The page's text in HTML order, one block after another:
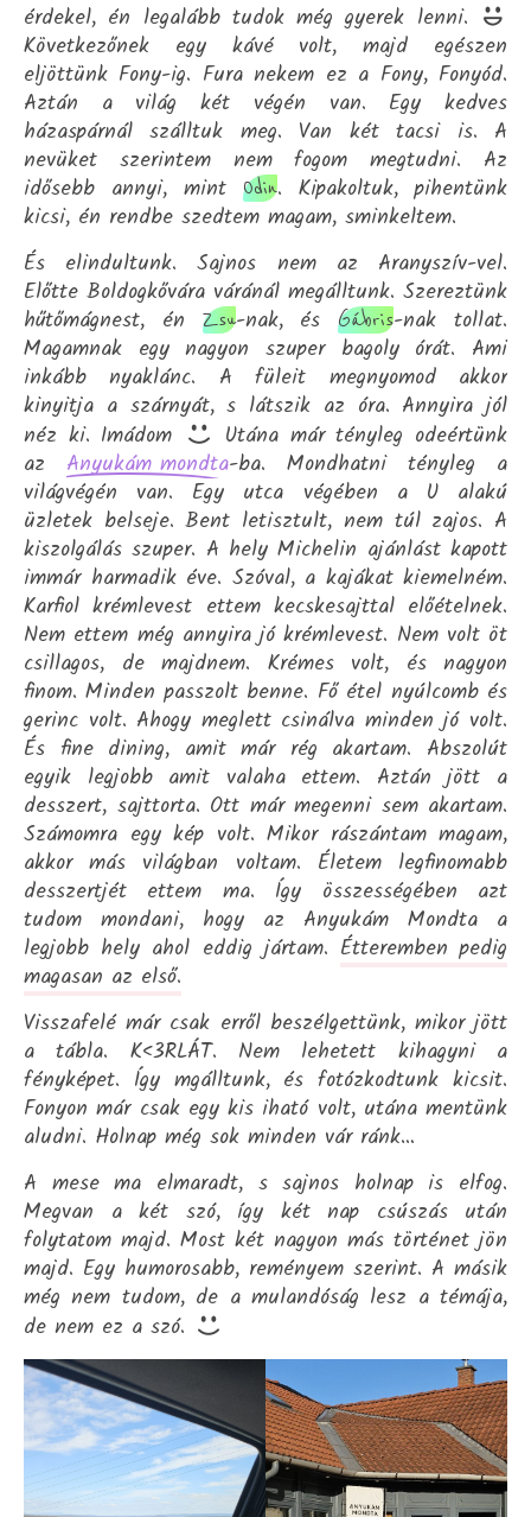
érdekel, én legalább tudok még gyerek lenni.
Következőnek egy kávé volt, majd egészen
eljöttünk Fony-ig. Fura nekem ez a Fony, Fonyód.
Aztán a világ két végén van. Egy kedves
házaspárnál szálltuk meg. Van két tacsi is. A
nevüket szerintem nem fogom megtudni. Az
idősebb annyi, mint
Odin. Kipakoltuk, pihentünk
kicsi, én rendbe szedtem magam, sminkeltem.
És elindultunk. Sajnos nem az Aranyszív-vel.
Előtte Boldogkővára váránál megálltunk. Szereztünk
hűtőmágnest, én
Zsu-nak, ésGábris-nak tollat.
Magamnak egy nagyon szuper bagoly órát. Ami
inkább nyaklánc. A füleit megnyomod akkor
kinyitja a szárnyát, s látszik az óra. Annyira jól
néz ki. Imádom
Utána már tényleg odeértünk
az Anyukám mondta-ba. Mondhatni tényleg a
világvégén van. Egy utca végében a U alakú
üzletek belseje. Bent letisztult, nem túl zajos. A
kiszolgálás szuper. A hely Michelin ajánlást kapott
immár harmadik éve. Szóval, a kajákat kiemelném.
Karfiol krémlevest ettem kecskesajttal előételnek.
Nem ettem még annyira jó krémlevest. Nem volt öt
csillagos, de majdnem. Krémes volt, és nagyon
finom. Minden passzolt benne. Fő étel nyúlcomb és
gerinc volt. Ahogy meglett csinálva minden jó volt.
És fine dining, amit már rég akartam. Abszolút
egyik legjobb amit valaha ettem. Aztán jött a
desszert, sajttorta. Ott már megenni sem akartam.
Számomra egy kép volt. Mikor rászántam magam,
akkor más világban voltam. Életem legfinomabb
desszertjét ettem ma. Így összességében azt
tudom mondani, hogy az Anyukám Mondta a
legjobb hely ahol eddig jártam. Étteremben pedig
magasan az első.
Visszafelé már csak erről beszélgettünk, mikor jött
a tábla. K<3RLÁT. Nem lehetett kihagyni a
fényképet. Így mgálltunk, és fotózkodtunk kicsit.
Fonyon már csak egy kis iható volt, utána mentünk
aludni. Holnap még sok minden vár ránk…
A mese ma elmaradt, s sajnos holnap is elfog.
Megvan a két szó, így két nap csúszás után
folytatom majd. Most két nagyon más történet jön
majd. Egy humorosabb, reményem szerint. A másik
még nem tudom, de a mulandóság lesz a témája,
de nem ez a szó.